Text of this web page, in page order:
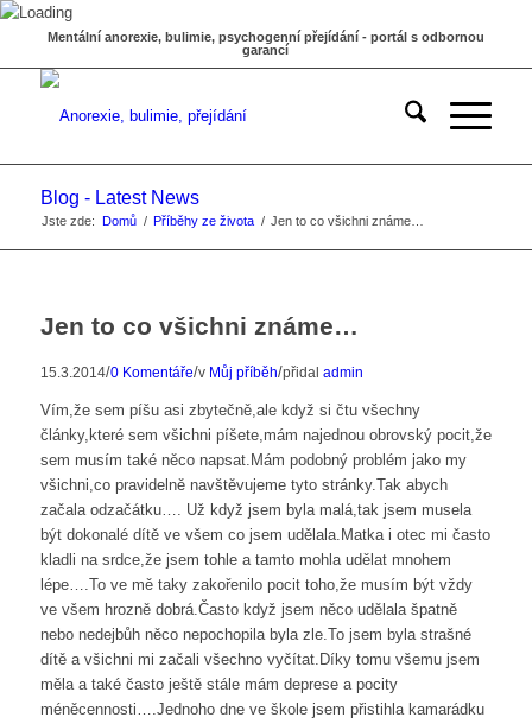
Mentální anorexie, bulimie, psychogenní přejídání - portál s odbornou
garancí
Blog - Latest News
Jste zde: Domů / Příběhy ze života / Jen to co všichni známe…
Jen to co všichni známe…
15.3.2014/0 Komentáře/v Můj příběh/přidal admin
Vím,že sem píšu asi zbytečně,ale když si čtu všechny
články,které sem všichni píšete,mám najednou obrovský pocit,že
sem musím také něco napsat.Mám podobný problém jako my
všichni,co pravidelně navštěvujeme tyto stránky.Tak abych
začala odzačátku…. Už když jsem byla malá,tak jsem musela
být dokonalé dítě ve všem co jsem udělala.Matka i otec mi často
kladli na srdce,že jsem tohle a tamto mohla udělat mnohem
lépe….To ve mě taky zakořenilo pocit toho,že musím být vždy
ve všem hrozně dobrá.Často když jsem něco udělala špatně
nebo nedejbůh něco nepochopila byla zle.To jsem byla strašné
dítě a všichni mi začali všechno vyčítat.Díky tomu všemu jsem
měla a také často ještě stále mám deprese a pocity
méněcennosti….Jednoho dne ve škole jsem přistihla kamarádku